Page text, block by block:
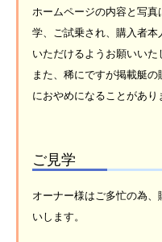
ホームページの内容と写
学、ご試乗され、購入者
いただけるようお願いいた
また、稀にですが掲載艇
におやめになることがあり
ご見学
オーナー様はご多忙の為
いします。